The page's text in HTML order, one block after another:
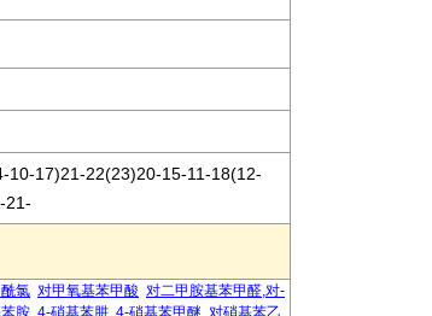
10-17)21-22(23)20-15-11-18(12-
21-
氯 对甲氧基苯甲酸 对二甲胺基苯甲醛,对-
胺 4-硝基苯肼 4-硝基苯甲醚 对硝基苯乙